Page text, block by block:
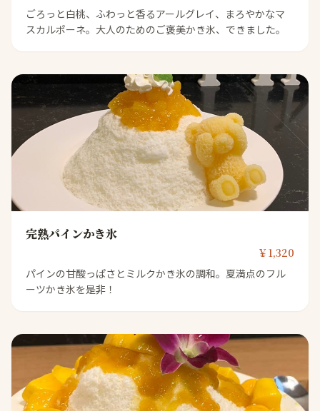
ごろっと白桃、ふわっと香るアールグレイ、まろやかなマ
スカルポーネ。大人のためのご褒美かき氷、できました。
完熟パインかき氷
￥1,320
パインの甘酸っぱさとミルクかき氷の調和。夏満点のフル
ーツかき氷を是非！